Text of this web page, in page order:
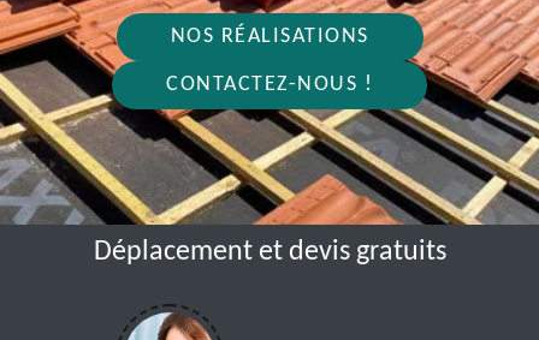
NOS RÉALISATIONS
CONTACTEZ-NOUS !
Déplacement et devis gratuits